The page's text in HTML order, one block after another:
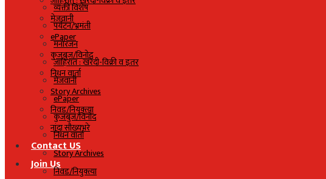
मेजवानी
ePaper
कुजबुज/विनोद
निधन वार्ता
Story Archives
निवड/नियुक्त्या
नांदा सौख्यभरे
Contact US
Join Us
व्यक्ती विशेष
पर्यटन/भ्रमंती
मनोरंजन
जाहिरात : खरेदी-विक्री व इतर
मेजवानी
ePaper
कुजबुज/विनोद
निधन वार्ता
Story Archives
निवड/नियुक्त्या